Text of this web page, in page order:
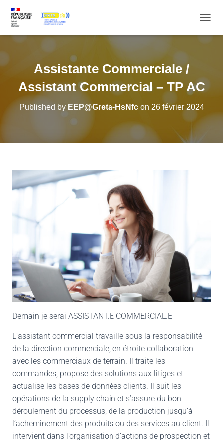
Assistante Commerciale /
Assistant Commercial – TP AC
Published by EEP@Greta-HsNfcon 26 février 2024
Demain je serai ASSISTANT.E COMMERCIAL.E
L’assistant commercial travaille sous la responsabilité
de la direction commerciale, en étroite collaboration
avec les commerciaux de terrain. Il traite les
commandes, propose des solutions aux litiges et
actualise les bases de données clients. Il suit les
opérations de la supply chain et s’assure du bon
déroulement du processus, de la production jusqu’à
l’acheminement des produits ou des services au client. Il
intervient dans l’organisation d’actions de prospection et